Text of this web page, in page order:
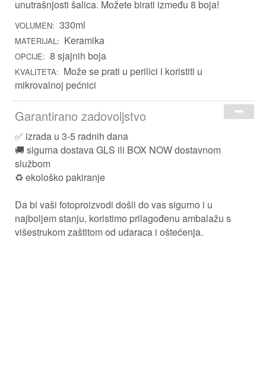
Za Kuma i Kumu
Kućni ljubimci
Za Nju
Za Njega
Prigoda
Škola
Rođendan
Uskrs
Majčin dan
Ti si moja ljubav
unutrašnjosti šalica. Možete birati između 8 boja!
VOLUMEN: 330ml
MATERIJAL: Keramika
OPCIJE: 8 sjajnih boja
KVALITETA: Može se prati u perilici i koristiti u
mikrovalnoj pećnici
Garantirano zadovoljstvo
✅ izrada u 3-5 radnih dana
🚚 sigurna dostava GLS ili BOX NOW dostavnom
službom
♻️ ekološko pakiranje
Da bi vaši fotoproizvodi došli do vas sigurno i u
najboljem stanju, koristimo prilagođenu ambalažu s
višestrukom zaštitom od udaraca i oštećenja.